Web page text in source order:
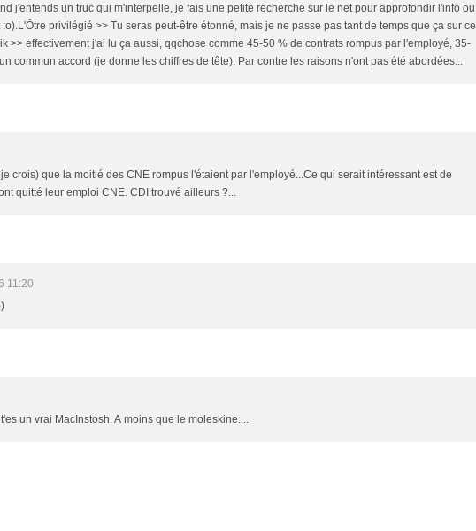
j'entends un truc qui m'interpelle, je fais une petite recherche sur le net pour approfondir l'info ou
privilégié >> Tu seras peut-être étonné, mais je ne passe pas tant de temps que ça sur ce
>> effectivement j'ai lu ça aussi, qqchose comme 45-50 % de contrats rompus par l'employé, 35-
commun accord (je donne les chiffres de tête). Par contre les raisons n'ont pas été abordées...
crois) que la moitié des CNE rompus l'étaient par l'employé...Ce qui serait intéressant est de
quitté leur emploi CNE. CDI trouvé ailleurs ?...
11:20
un vrai MacInstosh. A moins que le moleskine....